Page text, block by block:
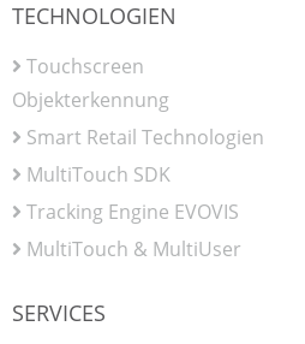
TECHNOLOGIEN
Touchscreen
Objekterkennung
Smart Retail Technologien
MultiTouch SDK
Tracking Engine EVOVIS
MultiTouch & MultiUser
SERVICES